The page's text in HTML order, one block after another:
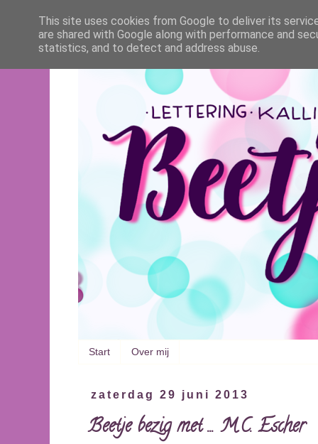
Start Over mij
zaterdag 29 juni 2013
Beetje bezig met ... M.C. Escher
This site uses cookies from Google to deliver its
are shared with Google along with performance and
statistics, and to detect and address abuse.